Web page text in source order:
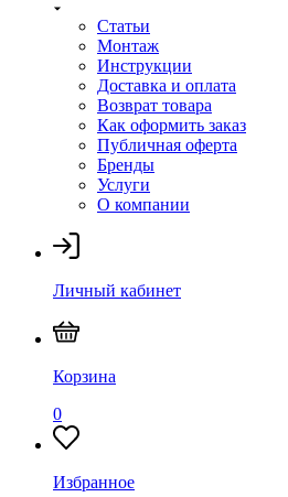
Статьи
Монтаж
Инструкции
Доставка и оплата
Возврат товара
Как оформить заказ
Публичная оферта
Бренды
Услуги
О компании
Личный кабинет
Корзина
0
Избранное